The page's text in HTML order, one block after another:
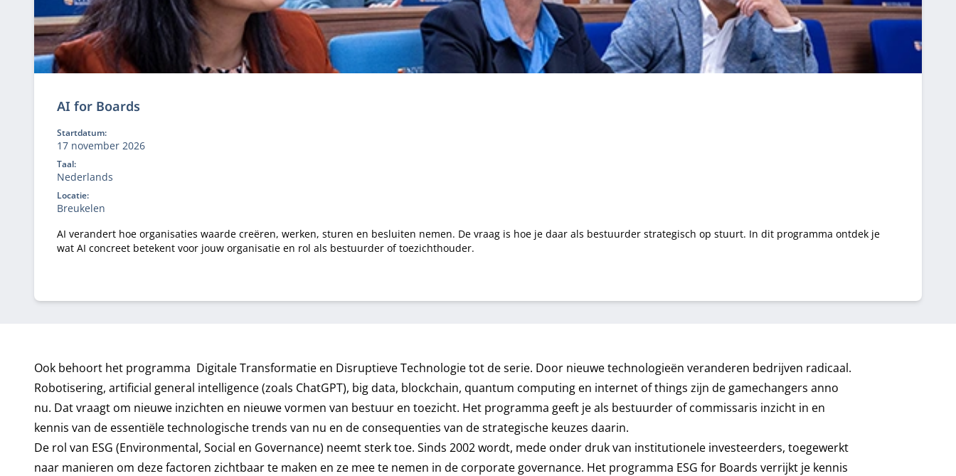
AI for Boards
Startdatum:
17 november 2026
Taal:
Nederlands
Locatie:
Breukelen
AI verandert hoe organisaties waarde creëren, werken, sturen en besluiten nemen. De vraag is hoe je daar als bestuurder strategisch op stuurt. In dit programma ontdek je
wat AI concreet betekent voor jouw organisatie en rol als bestuurder of toezichthouder.
Ook behoort het programma Digitale Transformatie en Disruptieve Technologietot de serie. Door nieuwe technologieën veranderen bedrijven radicaal.
Robotisering, artificial general intelligence (zoals ChatGPT), big data, blockchain, quantum computing en internet of things zijn de gamechangers anno
nu. Dat vraagt om nieuwe inzichten en nieuwe vormen van bestuur en toezicht. Het programma geeft je als bestuurder of commissaris inzicht in en
kennis van de essentiële technologische trends van nu en de consequenties van de strategische keuzes daarin.
De rol van ESG (Environmental, Social en Governance) neemt sterk toe. Sinds 2002 wordt, mede onder druk van institutionele investeerders, toegewerkt
naar manieren om deze factoren zichtbaar te maken en ze mee te nemen in de corporate governance. Het programma ESG for Boards verrijkt je kennis